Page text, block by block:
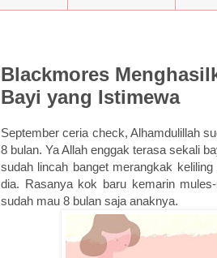
Blackmores
Bayi yang Istimewa
September ceria check, Alhamdulillah
8 bulan. Ya Allah enggak terasa sekali
sudah lincah banget merangkak
dia. Rasanya kok baru kemarin
sudah mau 8 bulan saja anaknya.